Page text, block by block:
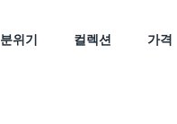
분위기 컬렉션 가격